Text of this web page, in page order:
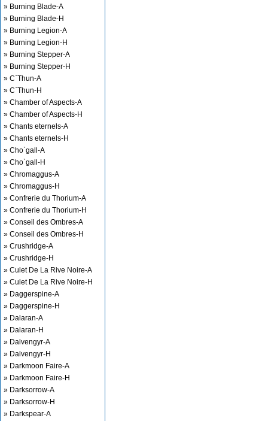
» Burning Blade-A
» Burning Blade-H
» Burning Legion-A
» Burning Legion-H
» Burning Stepper-A
» Burning Stepper-H
» C`Thun-A
» C`Thun-H
» Chamber of Aspects-A
» Chamber of Aspects-H
» Chants eternels-A
» Chants eternels-H
» Cho`gall-A
» Cho`gall-H
» Chromaggus-A
» Chromaggus-H
» Confrerie du Thorium-A
» Confrerie du Thorium-H
» Conseil des Ombres-A
» Conseil des Ombres-H
» Crushridge-A
» Crushridge-H
» Culet De La Rive Noire-A
» Culet De La Rive Noire-H
» Daggerspine-A
» Daggerspine-H
» Dalaran-A
» Dalaran-H
» Dalvengyr-A
» Dalvengyr-H
» Darkmoon Faire-A
» Darkmoon Faire-H
» Darksorrow-A
» Darksorrow-H
» Darkspear-A